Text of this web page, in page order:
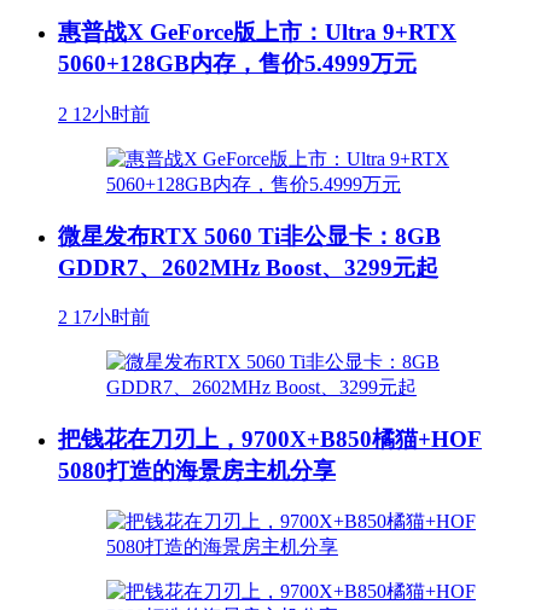
惠普战X GeForce版上市：Ultra 9+RTX
5060+128GB内存，售价5.4999万元
2 12小时前
微星发布RTX 5060 Ti非公显卡：8GB
GDDR7、2602MHz Boost、3299元起
2 17小时前
把钱花在刀刃上，9700X+B850橘猫+HOF
5080打造的海景房主机分享